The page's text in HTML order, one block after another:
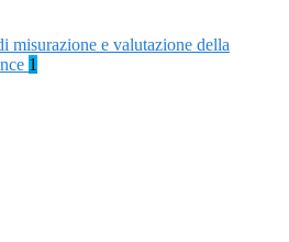
misurazione e valutazione della
1